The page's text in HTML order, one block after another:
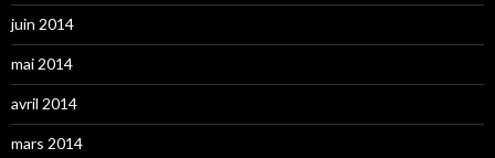
juin 2014
mai 2014
avril 2014
mars 2014